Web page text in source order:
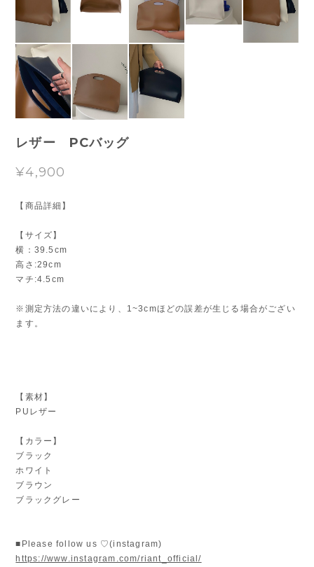
レザー PCバッグ
¥4,900
【商品詳細】
【サイズ】
横：39.5cm
高さ:29cm
マチ:4.5cm
※測定方法の違いにより、1~3cmほどの誤差が生じる場合がござい
ます。
【素材】
PUレザー
【カラー】
ブラック
ホワイト
ブラウン
ブラックグレー
■Please follow us ♡(instagram)
https://www.instagram.com/riant_official/